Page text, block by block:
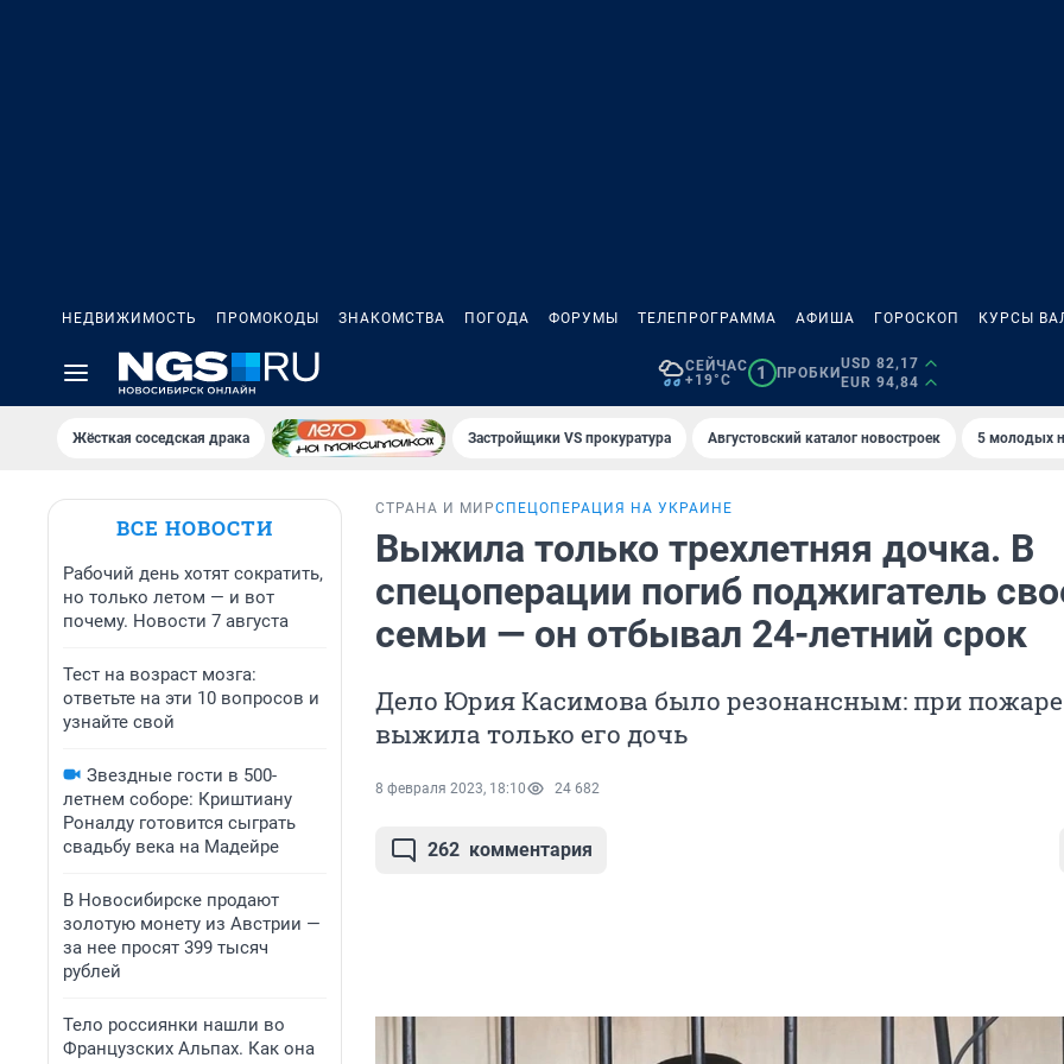
НЕДВИЖИМОСТЬ ПРОМОКОДЫ ЗНАКОМСТВА ПОГОДА ФОРУМЫ ТЕЛЕПРОГРАММА АФИША ГОРОСКОП КУРСЫ
СЕЙЧАС
+19°C
1 ПРОБКИ
USD 82,17
EUR 94,84
Жёсткая соседская драка Застройщики VS прокуратура Августовский каталог новостроек 5 молодых
ВСЕ НОВОСТИ
Рабочий день хотят сократить,
но только летом — и вот
почему. Новости 7 августа
Тест на возраст мозга:
ответьте на эти 10 вопросов и
узнайте свой
Звездные гости в 500-
летнем соборе: Криштиану
Роналду готовится сыграть
свадьбу века на Мадейре
В Новосибирске продают
золотую монету из Австрии —
за нее просят 399 тысяч
рублей
Тело россиянки нашли во
Французских Альпах. Как она
СТРАНА И МИРСПЕЦОПЕРАЦИЯ НА УКРАИНЕ
Выжила только трехлетняя дочка. В
спецоперации погиб поджигатель
семьи — он отбывал 24-летний срок
Дело Юрия Касимова было резонансным: при пожаре
выжила только его дочь
8 февраля 2023, 18:10 24 682
262 комментария